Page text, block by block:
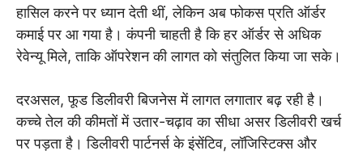
हासिल करने पर ध्यान देती थीं, लेकिन अब फोकस प्रति ऑर्डर
कमाई पर आ गया है। कंपनी चाहती है कि हर ऑर्डर से अधिक
रेवेन्यू मिले, ताकि ऑपरेशन की लागत को संतुलित किया जा सके।
दरअसल, फूड डिलीवरी बिजनेस में लागत लगातार बढ़ रही है।
कच्चे तेल की कीमतों में उतार-चढ़ाव का सीधा असर डिलीवरी खर्च
पर पड़ता है। डिलीवरी पार्टनर्स के इंसेंटिव, लॉजिस्टिक्स और